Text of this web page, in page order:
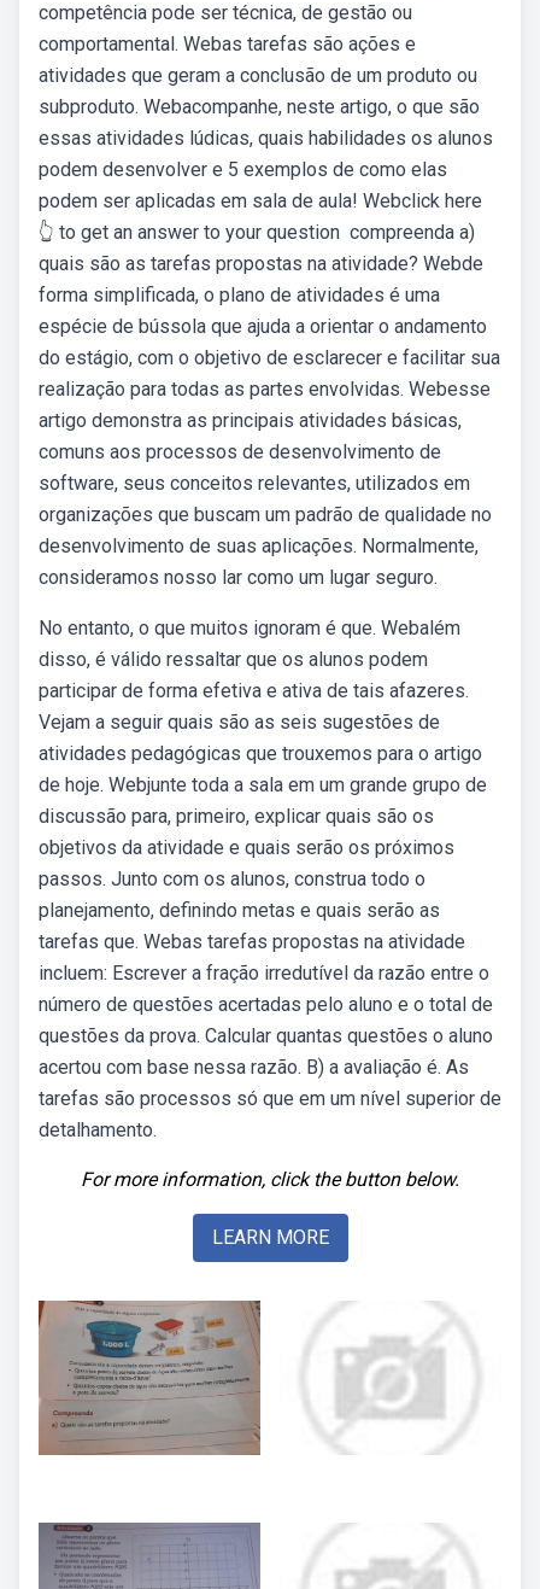
competência pode ser técnica, de gestão ou
comportamental. Webas tarefas são ações e
atividades que geram a conclusão de um produto ou
subproduto. Webacompanhe, neste artigo, o que são
essas atividades lúdicas, quais habilidades os alunos
podem desenvolver e 5 exemplos de como elas
podem ser aplicadas em sala de aula! Webclick here
👆 to get an answer to your question ️ compreenda a)
quais são as tarefas propostas na atividade? Webde
forma simplificada, o plano de atividades é uma
espécie de bússola que ajuda a orientar o andamento
do estágio, com o objetivo de esclarecer e facilitar sua
realização para todas as partes envolvidas. Webesse
artigo demonstra as principais atividades básicas,
comuns aos processos de desenvolvimento de
software, seus conceitos relevantes, utilizados em
organizações que buscam um padrão de qualidade no
desenvolvimento de suas aplicações. Normalmente,
consideramos nosso lar como um lugar seguro.
No entanto, o que muitos ignoram é que. Webalém
disso, é válido ressaltar que os alunos podem
participar de forma efetiva e ativa de tais afazeres.
Vejam a seguir quais são as seis sugestões de
atividades pedagógicas que trouxemos para o artigo
de hoje. Webjunte toda a sala em um grande grupo de
discussão para, primeiro, explicar quais são os
objetivos da atividade e quais serão os próximos
passos. Junto com os alunos, construa todo o
planejamento, definindo metas e quais serão as
tarefas que. Webas tarefas propostas na atividade
incluem: Escrever a fração irredutível da razão entre o
número de questões acertadas pelo aluno e o total de
questões da prova. Calcular quantas questões o aluno
acertou com base nessa razão. B) a avaliação é. As
tarefas são processos só que em um nível superior de
detalhamento.
For more information, click the button below.
LEARN MORE